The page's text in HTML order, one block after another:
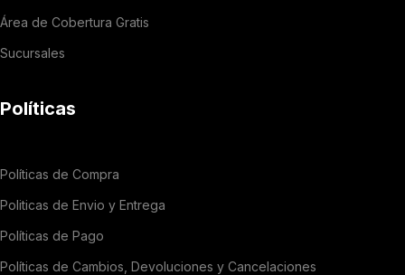
Área de Cobertura Gratis
Sucursales
Políticas
Políticas de Compra
Politicas de Envio y Entrega
Políticas de Pago
Políticas de Cambios, Devoluciones y Cancelaciones